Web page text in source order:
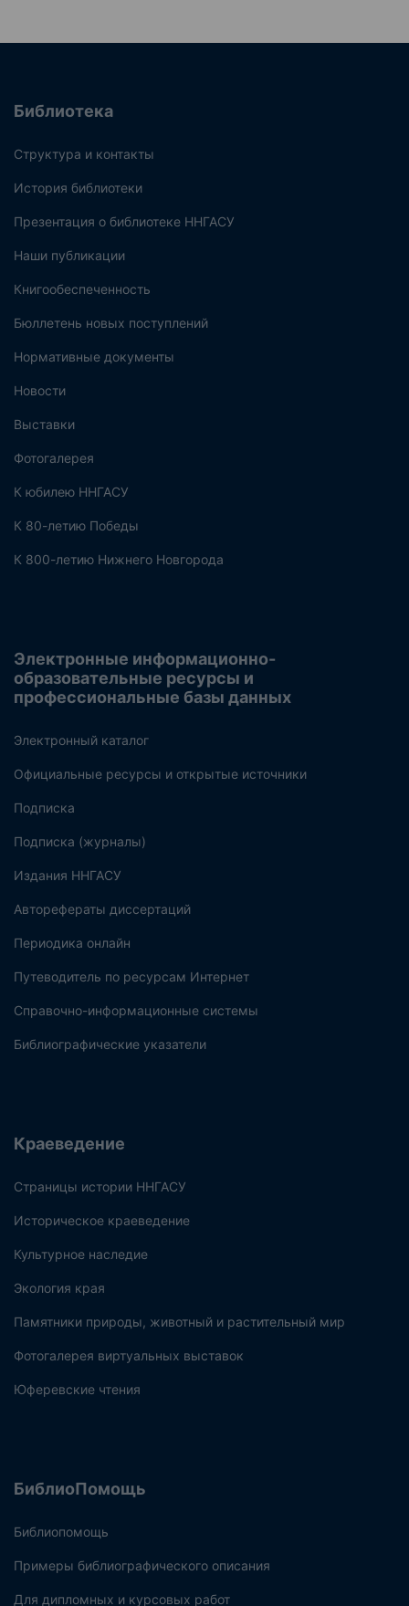
Библиотека
Структура и контакты
История библиотеки
Презентация о библиотеке ННГАСУ
Наши публикации
Книгообеспеченность
Бюллетень новых поступлений
Нормативные документы
Новости
Выставки
Фотогалерея
К юбилею ННГАСУ
К 80-летию Победы
К 800-летию Нижнего Новгорода
Электронные информационно-
образовательные ресурсы и
профессиональные базы данных
Электронный каталог
Официальные ресурсы и открытые источники
Подписка
Подписка (журналы)
Издания ННГАСУ
Авторефераты диссертаций
Периодика онлайн
Путеводитель по ресурсам Интернет
Справочно-информационные системы
Библиографические указатели
Краеведение
Страницы истории ННГАСУ
Историческое краеведение
Культурное наследие
Экология края
Памятники природы, животный и растительный мир
Фотогалерея виртуальных выставок
Юферевские чтения
БиблиоПомощь
Библиопомощь
Примеры библиографического описания
Для дипломных и курсовых работ